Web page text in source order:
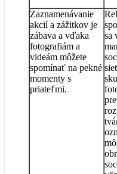
Zaznamenávanie
akcií a zážitkov je
zábava a vďaka
fotografiám a
videám môžete
spomínať na pekné
momenty s
priateľmi.
sa